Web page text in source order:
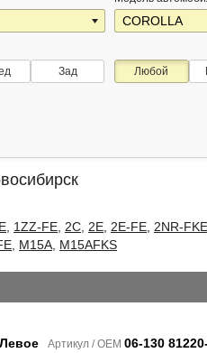
Зад Любой
1ZZ-FE 2C 2E 2E-FE 2NR-FKE
M15A M15AFKS
Левое Артикул / OEM 06-130